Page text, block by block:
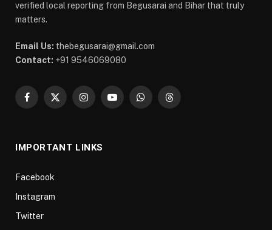
verified local reporting from Begusarai and Bihar that truly
matters.
Email Us: thebegusarai@gmail.com
Contact: +91 9546069080
Facebook
X
InstagramYouTubeWhatsAppThreads
IMPORTANT LINKS
Facebook
Instagram
Twitter